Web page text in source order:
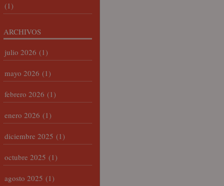
(1)
ARCHIVOS
julio 2026 (1)
mayo 2026 (1)
febrero 2026 (1)
enero 2026 (1)
diciembre 2025 (1)
octubre 2025 (1)
agosto 2025 (1)